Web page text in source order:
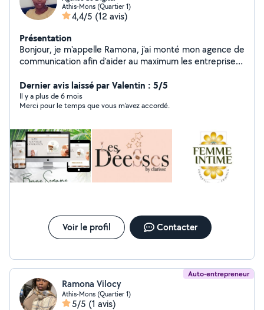
Athis-Mons (Quartier 1)
4,4/5 (12 avis)
Présentation
Bonjour, je m'appelle Ramona, j'ai monté mon agence de
communication afin d'aider au maximum les entreprises
digital . Ce qui me passionne c'est le monde du
marketing et comment se développe le digital permis
nous. Alors servons-nous du monde parallèle pour
Dernier avis laissé par Valentin : 5/5
Il y a plus de 6 mois
Merci pour le temps que vous m'avez accordé.
Voir le profil Contacter
Auto-entrepreneur
Ramona Vilocy
Athis-Mons (Quartier 1)
5/5 (1 avis)